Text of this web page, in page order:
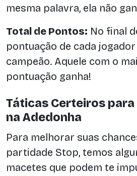
mesma palavra, ela não
Total de Pontos: No final
pontuação de cada
campeão. Aquele com o
pontuação ganha!
Táticas Certeiros
na Adedonha
Para melhorar suas
partidade Stop, temos
macetes que podem te